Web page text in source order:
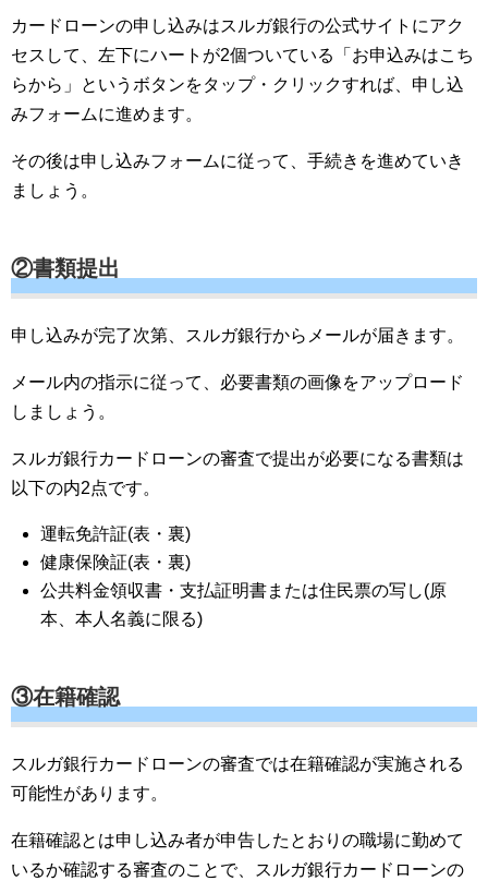
カードローンの申し込みはスルガ銀行の公式サイトにアク
セスして、左下にハートが2個ついている「お申込みはこち
らから」というボタンをタップ・クリックすれば、申し込
みフォームに進めます。
その後は申し込みフォームに従って、手続きを進めていき
ましょう。
②書類提出
申し込みが完了次第、スルガ銀行からメールが届きます。
メール内の指示に従って、必要書類の画像をアップロード
しましょう。
スルガ銀行カードローンの審査で提出が必要になる書類は
以下の内2点です。
運転免許証(表・裏)
健康保険証(表・裏)
公共料金領収書・支払証明書または住民票の写し(原
本、本人名義に限る)
③在籍確認
スルガ銀行カードローンの審査では在籍確認が実施される
可能性があります。
在籍確認とは申し込み者が申告したとおりの職場に勤めて
いるか確認する審査のことで、スルガ銀行カードローンの